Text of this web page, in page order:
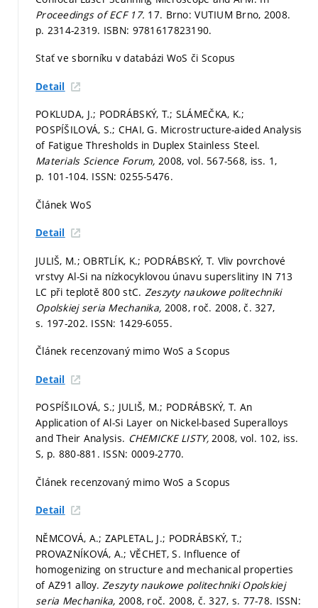
Proceedings of ECF 17. 17. Brno: VUTIUM Brno, 2008.
p. 2314-2319. ISBN: 9781617823190.
Stať ve sborníku v databázi WoS či Scopus
Detail
POKLUDA, J.; PODRÁBSKÝ, T.; SLÁMEČKA, K.;
POSPÍŠILOVÁ, S.; CHAI, G. Microstructure-aided Analysis
of Fatigue Thresholds in Duplex Stainless Steel.
Materials Science Forum, 2008, vol. 567-568, iss. 1,
p. 101-104. ISSN: 0255-5476.
Článek WoS
Detail
JULIŠ, M.; OBRTLÍK, K.; PODRÁBSKÝ, T. Vliv povrchové
vrstvy Al-Si na nízkocyklovou únavu superslitiny IN 713
LC při teplotě 800 stC. Zeszyty naukowe politechniki
Opolskiej seria Mechanika, 2008, roč. 2008, č. 327,
s. 197-202. ISSN: 1429-6055.
Článek recenzovaný mimo WoS a Scopus
Detail
POSPÍŠILOVÁ, S.; JULIŠ, M.; PODRÁBSKÝ, T. An
Application of Al-Si Layer on Nickel-based Superalloys
and Their Analysis. CHEMICKE LISTY,2008, vol. 102, iss.
S, p. 880-881. ISSN: 0009-2770.
Článek recenzovaný mimo WoS a Scopus
Detail
NĚMCOVÁ, A.; ZAPLETAL, J.; PODRÁBSKÝ, T.;
PROVAZNÍKOVÁ, A.; VĚCHET, S. Influence of
homogenizing on structure and mechanical properties
of AZ91 alloy. Zeszyty naukowe politechniki Opolskiej
seria Mechanika, 2008, roč. 2008, č. 327, s. 77-78. ISSN: